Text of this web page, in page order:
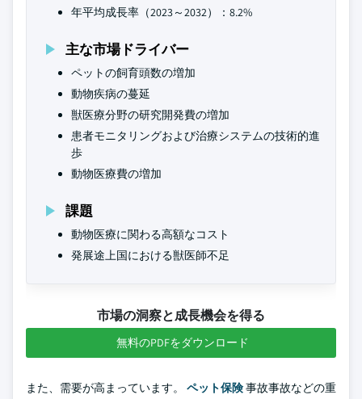
年平均成長率（2023～2032）：8.2%
主な市場ドライバー
ペットの飼育頭数の増加
動物疾病の蔓延
獣医療分野の研究開発費の増加
患者モニタリングおよび治療システムの技術的進
歩
動物医療費の増加
課題
動物医療に関わる高額なコスト
発展途上国における獣医師不足
市場の洞察と成長機会を得る
無料のPDFをダウンロード
また、需要が高まっています。 ペット保険事故事故などの重